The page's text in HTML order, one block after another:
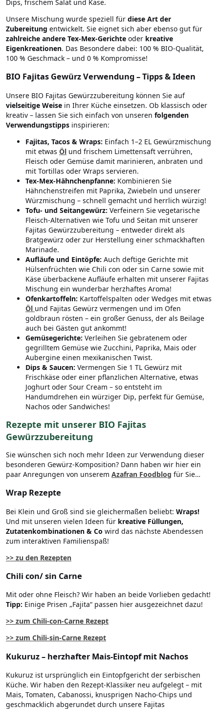
Dips, frischem Salat und Käse.
Unsere Mischung wurde speziell für diese Art der
Zubereitung entwickelt. Sie eignet sich aber ebenso gut für
zahlreiche andere Tex-Mex-Gerichte oder kreative
Eigenkreationen. Das Besondere dabei: 100 % BIO-Qualität,
100 % Geschmack – und 0 % Kompromisse!
BIO Fajitas Gewürz Verwendung – Tipps & Ideen
Unsere BIO Fajitas Gewürzzubereitung können Sie auf
vielseitige Weise in Ihrer Küche einsetzen. Ob klassisch oder
kreativ – lassen Sie sich einfach von unseren folgenden
Verwendungstipps inspirieren:
Fajitas, Tacos & Wraps: Einfach 1–2 EL Gewürzmischung
mit etwas Öl und frischem Limettensaft verrühren,
Fleisch oder Gemüse damit marinieren, anbraten und
mit Tortillas oder Wraps servieren.
Tex-Mex-Hähnchenpfanne: Kombinieren Sie
Hähnchenstreifen mit Paprika, Zwiebeln und unserer
Würzmischung – schnell gemacht und herrlich würzig!
Tofu- und Seitangewürz: Verfeinern Sie vegetarische
Fleisch-Alternativen wie Tofu und Seitan mit unserer
Fajitas Gewürzzubereitung – entweder direkt als
Bratgewürz oder zur Herstellung einer schmackhaften
Marinade.
Aufläufe und Eintöpfe: Auch deftige Gerichte mit
Hülsenfrüchten wie Chili con oder sin Carne sowie mit
Käse überbackene Aufläufe erhalten mit unserer Fajitas
Mischung ein wunderbar herzhaftes Aroma!
Ofenkartoffeln: Kartoffelspalten oder Wedges mit etwas
Öl und Fajitas Gewürz vermengen und im Ofen
goldbraun rösten – ein großer Genuss, der als Beilage
auch bei Gästen gut ankommt!
Gemüsegerichte: Verleihen Sie gebratenem oder
gegrilltem Gemüse wie Zucchini, Paprika, Mais oder
Aubergine einen mexikanischen Twist.
Dips & Saucen: Vermengen Sie 1 TL Gewürz mit
Frischkäse oder einer pflanzlichen Alternative, etwas
Joghurt oder Sour Cream – so entsteht im
Handumdrehen ein würziger Dip, perfekt für Gemüse,
Nachos oder Sandwiches!
Rezepte mit unserer BIO Fajitas
Gewürzzubereitung
Sie wünschen sich noch mehr Ideen zur Verwendung dieser
besonderen Gewürz-Komposition? Dann haben wir hier ein
paar Anregungen von unserem Azafran Foodblog für Sie…
Wrap Rezepte
Bei Klein und Groß sind sie gleichermaßen beliebt: Wraps!
Und mit unseren vielen Ideen für kreative Füllungen,
Zutatenkombinationen & Co wird das nächste Abendessen
zum interaktiven Familienspaß!
>> zu den Rezepten
Chili con/ sin Carne
Mit oder ohne Fleisch? Wir haben an beide Vorlieben gedacht!
Tipp: Einige Prisen „Fajita“ passen hier ausgezeichnet dazu!
>> zum Chili-con-Carne Rezept
>> zum Chili-sin-Carne Rezept
Kukuruz – herzhafter Mais-Eintopf mit Nachos
Kukuruz ist ursprünglich ein Eintopfgericht der serbischen
Küche. Wir haben den Rezept-Klassiker neu aufgelegt – mit
Mais, Tomaten, Cabanossi, knusprigen Nacho-Chips und
geschmacklich abgerundet durch unsere Fajitas